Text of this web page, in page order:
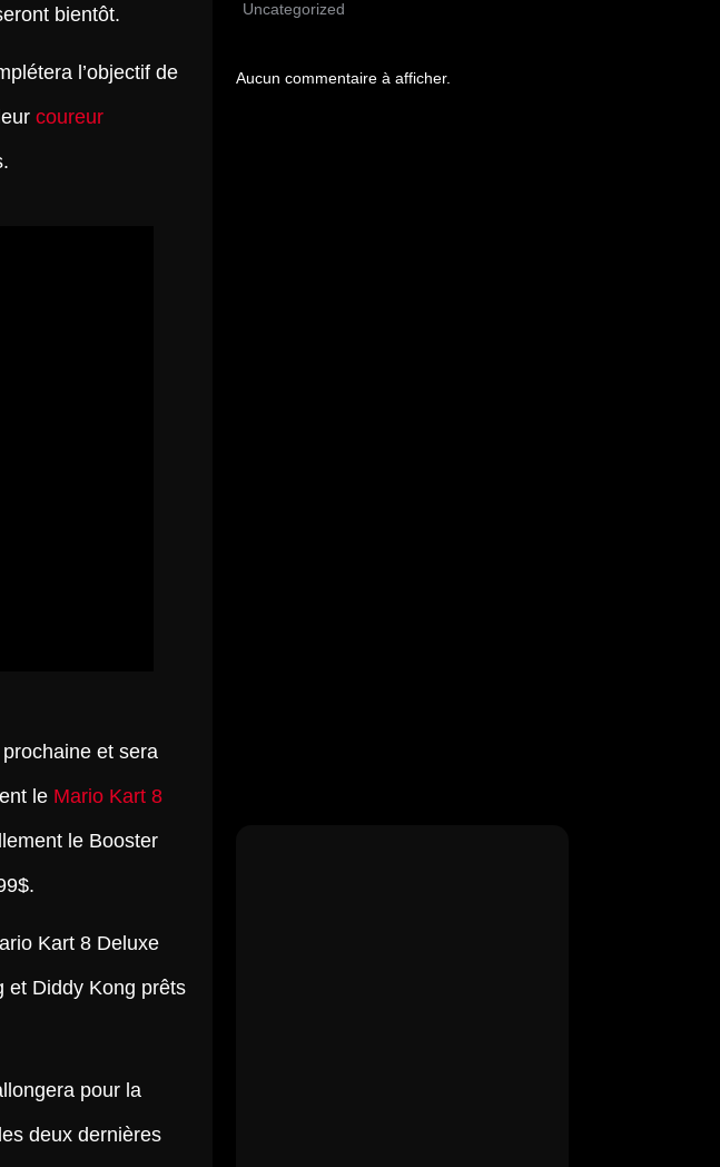
bientôt.
l’objectif de
coureur
et sera
le Mario Kart 8
le Booster
Kart 8 Deluxe
et Diddy Kong prêts
pour la
deux dernières
Uncategorized
Aucun commentaire à afficher.